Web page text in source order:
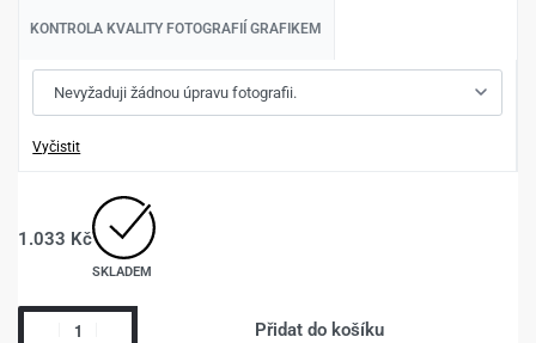
KONTROLA KVALITY FOTOGRAFIÍ GRAFIKEM
Vyčistit
1.033 Kč
SKLADEM
Přidat do košíku